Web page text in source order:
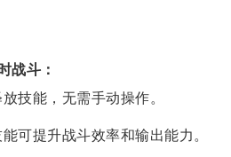
战斗：
技能，无需手动操作。
可提升战斗效率和输出能力。